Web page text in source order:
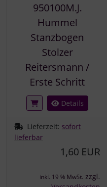
950100M.J.
Hummel
Stanzbogen
Stolzer
Reitersmann /
Erste Schritt
Details
Lieferzeit: sofort
lieferbar
1,60 EUR
inkl. 19 % MwSt. zzgl.